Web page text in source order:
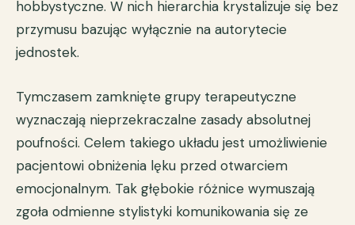
hobbystyczne. W nich hierarchia krystalizuje się bez
przymusu bazując wyłącznie na autorytecie
jednostek.
Tymczasem zamknięte grupy terapeutyczne
wyznaczają nieprzekraczalne zasady absolutnej
poufności. Celem takiego układu jest umożliwienie
pacjentowi obniżenia lęku przed otwarciem
emocjonalnym. Tak głębokie różnice wymuszają
zgoła odmienne stylistyki komunikowania się ze